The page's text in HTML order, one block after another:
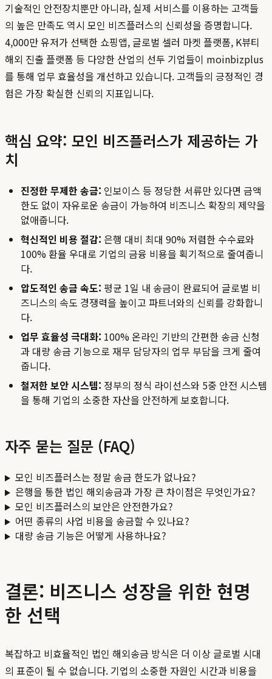
기술적인 안전장치뿐만 아니라, 실제 서비스를 이용하는 고객들
의 높은 만족도 역시 모인 비즈플러스의 신뢰성을 증명합니다.
4,000만 유저가 선택한 쇼핑앱, 글로벌 셀러 마켓 플랫폼, K뷰티
해외 진출 플랫폼 등 다양한 산업의 선두 기업들이 moinbizplus
를 통해 업무 효율성을 개선하고 있습니다. 고객들의 긍정적인 경
험은 가장 확실한 신뢰의 지표입니다.
핵심 요약: 모인 비즈플러스가 제공하는 가
치
진정한 무제한 송금: 인보이스 등 정당한 서류만 있다면 금액
한도 없이 자유로운 송금이 가능하여 비즈니스 확장의 제약을
없애줍니다.
혁신적인 비용 절감: 은행 대비 최대 90% 저렴한 수수료와
100% 환율 우대로 기업의 금융 비용을 획기적으로 줄여줍니
다.
압도적인 송금 속도: 평균 1일 내 송금이 완료되어 글로벌 비
즈니스의 속도 경쟁력을 높이고 파트너와의 신뢰를 강화합니
다.
업무 효율성 극대화: 100% 온라인 기반의 간편한 송금 신청
과 대량 송금 기능으로 재무 담당자의 업무 부담을 크게 줄여
줍니다.
철저한 보안 시스템: 정부의 정식 라이선스와 5중 안전 시스템
을 통해 기업의 소중한 자산을 안전하게 보호합니다.
자주 묻는 질문 (FAQ)
모인 비즈플러스는 정말 송금 한도가 없나요?
은행을 통한 법인 해외송금과 가장 큰 차이점은 무엇인가요?
모인 비즈플러스의 보안은 안전한가요?
어떤 종류의 사업 비용을 송금할 수 있나요?
대량 송금 기능은 어떻게 사용하나요?
결론: 비즈니스 성장을 위한 현명
한 선택
복잡하고 비효율적인 법인 해외송금 방식은 더 이상 글로벌 시대
의 표준이 될 수 없습니다. 기업의 소중한 자원인 시간과 비용을